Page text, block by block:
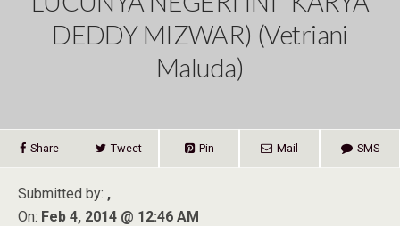
DEDDY MIZWAR) (Vetriani
Maluda)
Share Tweet Pin Mail SMS
Submitted by: ,
On: Feb 4, 2014 @ 12:46 AM